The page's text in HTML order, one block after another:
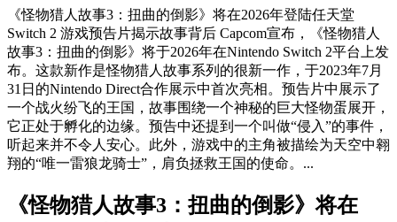
《怪物猎人故事3：扭曲的倒影》将在2026年登陆任天堂
Switch 2 游戏预告片揭示故事背后 Capcom宣布，《怪物猎人
故事3：扭曲的倒影》将于2026年在Nintendo Switch 2平台上发
布。这款新作是怪物猎人故事系列的很新一作，于2023年7月
31日的Nintendo Direct合作展示中首次亮相。预告片中展示了
一个战火纷飞的王国，故事围绕一个神秘的巨大怪物蛋展开，
它正处于孵化的边缘。预告中还提到一个叫做“侵入”的事件，
听起来并不令人安心。此外，游戏中的主角被描绘为天空中翱
翔的“唯一雷狼龙骑士”，肩负拯救王国的使命。...
《怪物猎人故事3：扭曲的倒影》将在